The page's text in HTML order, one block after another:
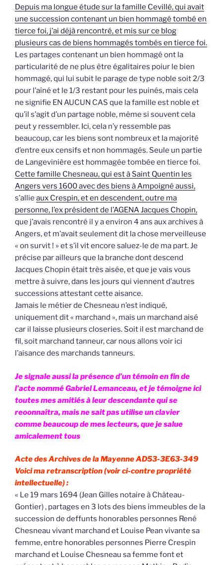
Depuis ma longue étude sur la famille Cevillé, qui avait
une succession contenant un bien hommagé tombé en
tierce foi, j’ai déjà rencontré, et mis sur ce blog
plusieurs cas de biens hommagés tombés en tierce foi.
Les partages contenant un bien hommagé ont la
particularité de ne plus être égalitaires poiur le bien
hommagé, qui lui subit le parage de type noble soit 2/3
pour l’aîné et le 1/3 restant pour les puinés, mais cela
ne signifie EN AUCUN CAS que la famille est noble et
qu’il s’agit d’un partage noble, même si souvent cela
peut y ressembler. Ici, cela n’y ressemble pas
beaucoup, car les biens sont nombreux et la majorité
d’entre eux censifs et non hommagés. Seule un partie
de Langevinière est hommagée tombée en tierce foi.
Cette famille Chesneau, qui est à Saint Quentin les
Angers vers 1600 avec des biens à Ampoigné aussi,
s’allie aux Crespin, et en descendent, outre ma
personne, l’ex président de l’AGENA Jacques Chopin,
que j’avais rencontré il y a environ 4 ans aux archives à
Angers, et m’avait seulement dit la chose merveilleuse
« on survit ! » et s’il vit encore saluez-le de ma part. Je
précise par ailleurs que la branche dont descend
Jacques Chopin était très aisée, et que je vais vous
mettre à suivre, dans les jours qui viennent d’autres
successions attestant cette aisance.
Jamais le métier de Chesneau n’est indiqué,
uniquement dit « marchand », mais un marchand aisé
car il laisse plusieurs closeries. Soit il est marchand de
fil, soit marchand tanneur, car nous allons voir ici
l’aisance des marchands tanneurs.
Je signale aussi la présence d’un témoin en fin de
l’acte nommé Gabriel Lemanceau, et je témoigne ici
toutes mes amitiés à leur descendante qui se
reoonnaîtra, mais ne sait pas utilise un clavier
comme beaucoup de mes lecteurs, que je salue
amicalement tous
Acte des Archives de la Mayenne AD53-3E63-349
Voici ma retranscription (voir ci-contre propriété
intellectuelle) :
« Le 19 mars 1694 (Jean Gilles notaire à Château-
Gontier) , partages en 3 lots des biens immeubles de la
succession de deffunts honorables personnes René
Chesneau vivant marchand et Louise Pean vivante sa
femme, entre honorables personnes Pierre Crespin
marchand et Louise Chesneau sa femme font et